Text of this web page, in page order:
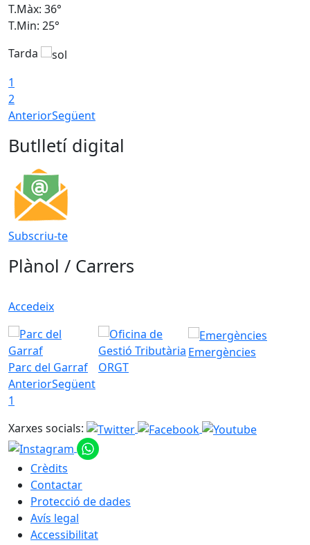
T.Màx: 36°
T.Min: 25°
Tarda
1
2
AnteriorSegüent
Butlletí digital
Subscriu-te
Plànol / Carrers
Accedeix
Parc del Garraf ORGT
Emergències
AnteriorSegüent
1
Xarxes socials:
Crèdits
Contactar
Protecció de dades
Avís legal
Accessibilitat